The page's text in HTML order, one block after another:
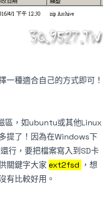
一種適合自己的方式即可！
區，如ubuntu或其他Linux
提了！因為在Windows下
行，要把檔案寫入到SD卡
關鍵字大家 ext2fsd ，想
有比較好用。